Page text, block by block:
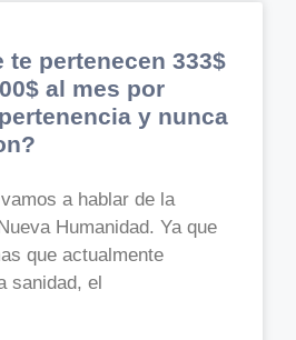
te pertenecen 333$
al mes por
y nunca
a hablar de la
Humanidad. Ya que
que actualmente
sanidad, el